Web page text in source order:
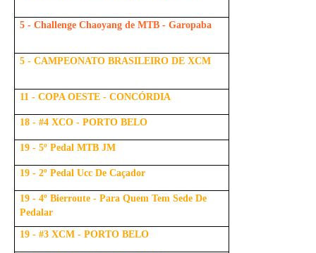
5 - Challenge Chaoyang de MTB - Garopaba
5 - CAMPEONATO BRASILEIRO DE XCM
11 - COPA OESTE - CONCÓRDIA
18 - #4 XCO - PORTO BELO
19 - 5º Pedal MTB JM
19 - 2º Pedal Ucc De Caçador
19 - 4º Bierroute - Para Quem Tem Sede De
Pedalar
19 - #3 XCM - PORTO BELO